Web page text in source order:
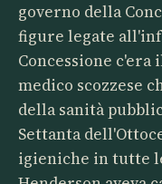
governo della
figure legate
Concessione
medico scozzese
della sanità
Settanta
igieniche in tutte